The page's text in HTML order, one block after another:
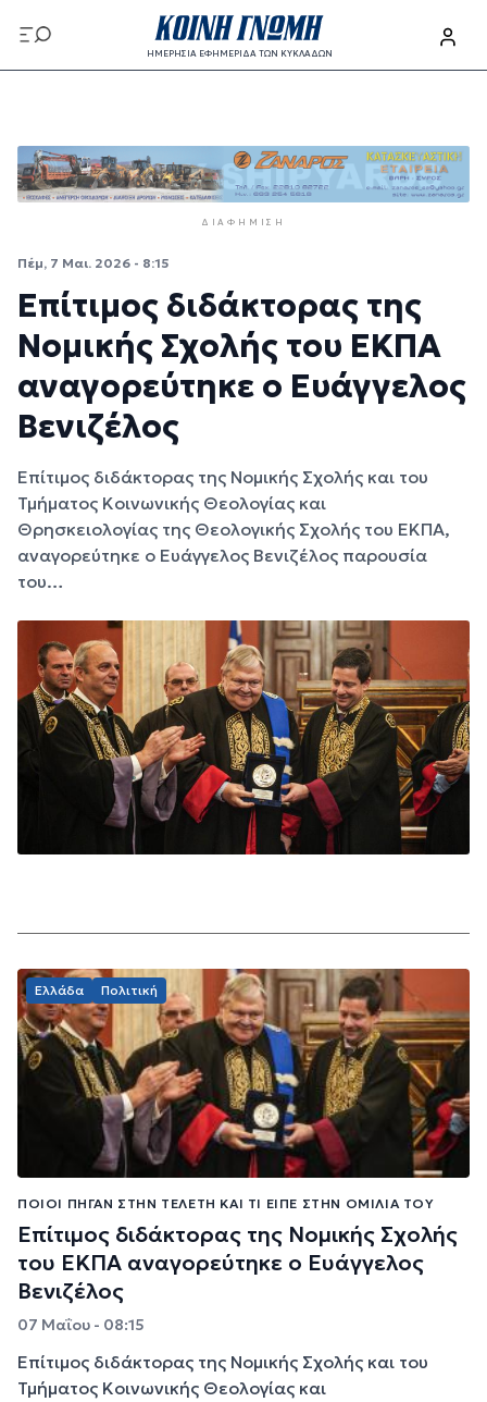
Παράκαμψη προς το κυρίως περιεχόμενο
ΗΜΕΡΗΣΙΑ ΕΦΗΜΕΡΙΔΑ ΤΩΝ ΚΥΚΛΑΔΩΝ
ΔΙΑΦΉΜΙΣΗ
Πέμ, 7 Μαι. 2026 - 8:15
Επίτιμος διδάκτορας της
Νομικής Σχολής του ΕΚΠΑ
αναγορεύτηκε ο Ευάγγελος
Βενιζέλος
Επίτιμος διδάκτορας της Νομικής Σχολής και του
Τμήματος Κοινωνικής Θεολογίας και
Θρησκειολογίας της Θεολογικής Σχολής του ΕΚΠΑ,
αναγορεύτηκε ο Ευάγγελος Βενιζέλος παρουσία
του…
Ελλάδα Πολιτική
ΠΟΙΟΙ ΠΉΓΑΝ ΣΤΗΝ ΤΕΛΕΤΉ ΚΑΙ ΤΙ ΕΊΠΕ ΣΤΗΝ ΟΜΙΛΊΑ ΤΟΥ
Επίτιμος διδάκτορας της Νομικής Σχολής
του ΕΚΠΑ αναγορεύτηκε ο Ευάγγελος
Βενιζέλος
07 Μαΐου - 08:15
Επίτιμος διδάκτορας της Νομικής Σχολής και του
Τμήματος Κοινωνικής Θεολογίας και